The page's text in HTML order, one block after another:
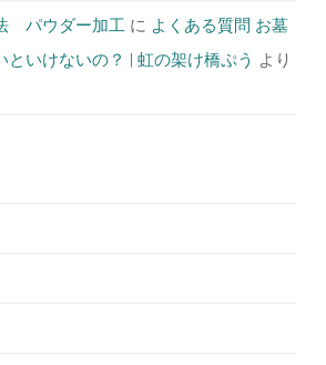
パウダー加工 に よくある質問 お墓
といけないの？ | 虹の架け橋ぷう より